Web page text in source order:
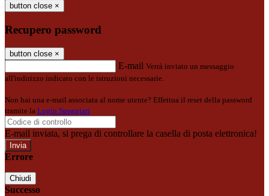
button close ×
Recupero password
button close ×
E-mail Verrà inviato un messaggio
all'indirizzo indicato con le istruzioni necessarie.
Non hai una e-mail associata al nome utente? Effettua il reset della password
tramite la Login Spaggiari
E-mail inviata, si prega di controllare la casella di posta elettronica!
Errore
Chiudi
Successo